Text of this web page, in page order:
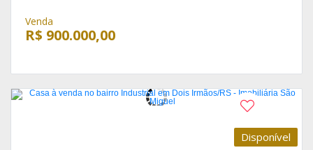
Venda
R$ 900.000,00
Disponível